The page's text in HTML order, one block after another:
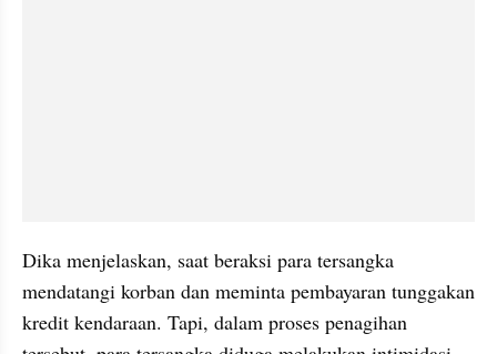
Dika menjelaskan, saat beraksi para tersangka
mendatangi korban dan meminta pembayaran tunggakan
kredit kendaraan. Tapi, dalam proses penagihan